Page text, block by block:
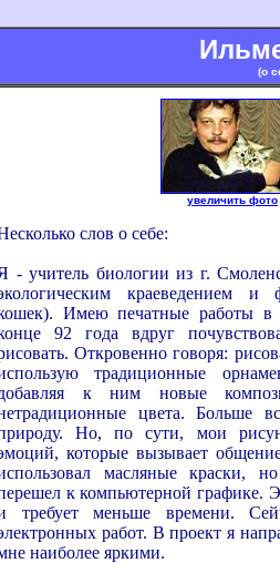
(о
увеличить фото
слов о себе:
- учитель биологии из г.
краеведением и
Имею печатные работы в
92 года вдруг
Откровенно говоря:
традиционные
к ним новые
цвета. Больше
Но, по сути, мои
которые вызывает
масляные краски,
к компьютерной графике.
требует меньше времени.
работ. В проект я
наиболее яркими.